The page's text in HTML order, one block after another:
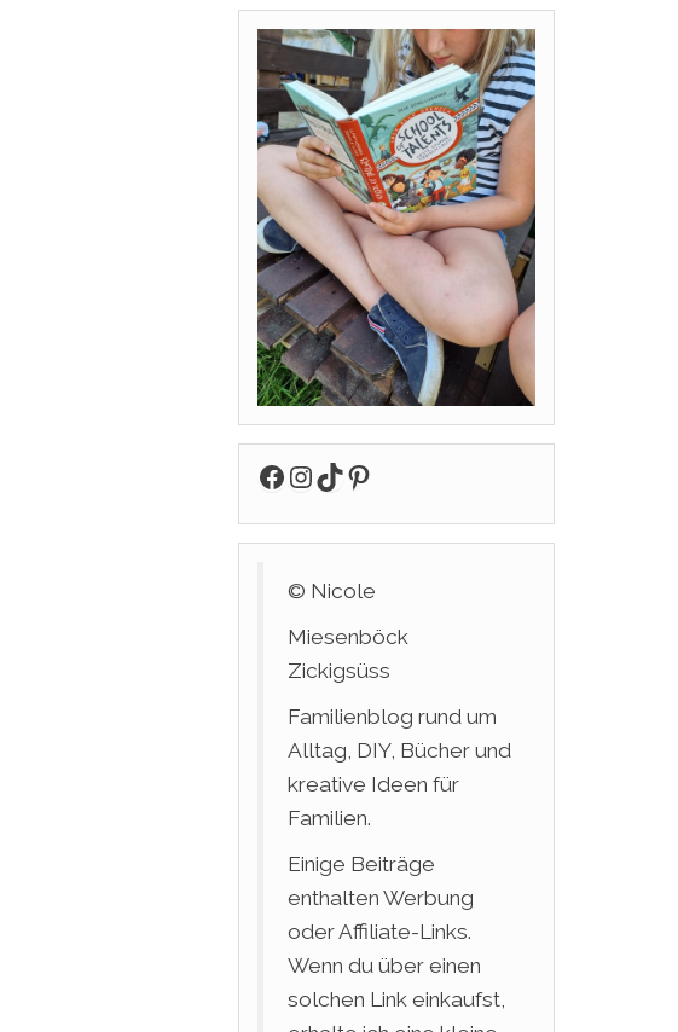
Facebook
Instagram
TikTok
Pinterest
© Nicole
Miesenböck
Zickigsüss
Familienblog rund um
Alltag, DIY, Bücher und
kreative Ideen für
Familien.
Einige Beiträge
enthalten Werbung
oder Affiliate-Links.
Wenn du über einen
solchen Link einkaufst,